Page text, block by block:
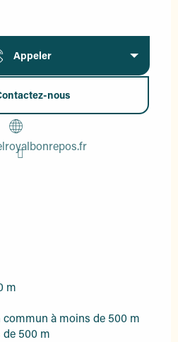
Appeler
nous
m
à moins de 500 m
500 m